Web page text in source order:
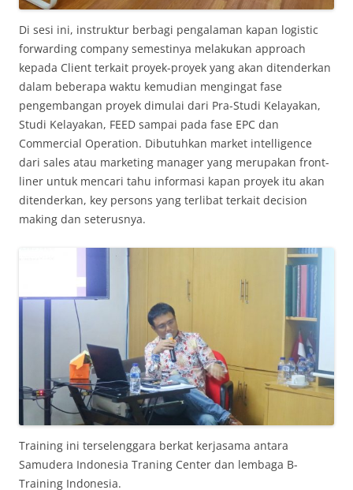
Di sesi ini, instruktur berbagi pengalaman kapan logistic
forwarding company semestinya melakukan approach
kepada Client terkait proyek-proyek yang akan ditenderkan
dalam beberapa waktu kemudian mengingat fase
pengembangan proyek dimulai dari Pra-Studi Kelayakan,
Studi Kelayakan, FEED sampai pada fase EPC dan
Commercial Operation. Dibutuhkan market intelligence
dari sales atau marketing manager yang merupakan front-
liner untuk mencari tahu informasi kapan proyek itu akan
ditenderkan, key persons yang terlibat terkait decision
making dan seterusnya.
Training ini terselenggara berkat kerjasama antara
Samudera Indonesia Traning Center dan lembaga B-
Training Indonesia.